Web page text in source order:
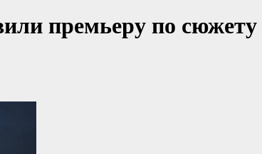
премьеру по сюжету